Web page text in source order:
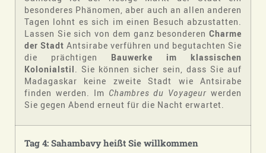
besonderes Phänomen, aber auch an allen anderen
Tagen lohnt es sich im einen Besuch abzustatten.
Lassen Sie sich von dem ganz besonderen Charme
der Stadt Antsirabe verführen und begutachten Sie
die prächtigen Bauwerke im klassischen
Kolonialstil
. Sie können sicher sein, dass Sie auf
Madagaskar keine zweite Stadt wie Antsirabe
finden werden. Im Chambres du Voyageur werden
Sie gegen Abend erneut für die Nacht erwartet.
Tag 4: Sahambavy heißt Sie willkommen